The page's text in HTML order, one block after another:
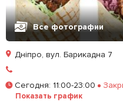
Все фотографии
Залишити відгук
Дніпро, вул. Барикадна 7
Сегодня: 11:00-23:00
Показать график